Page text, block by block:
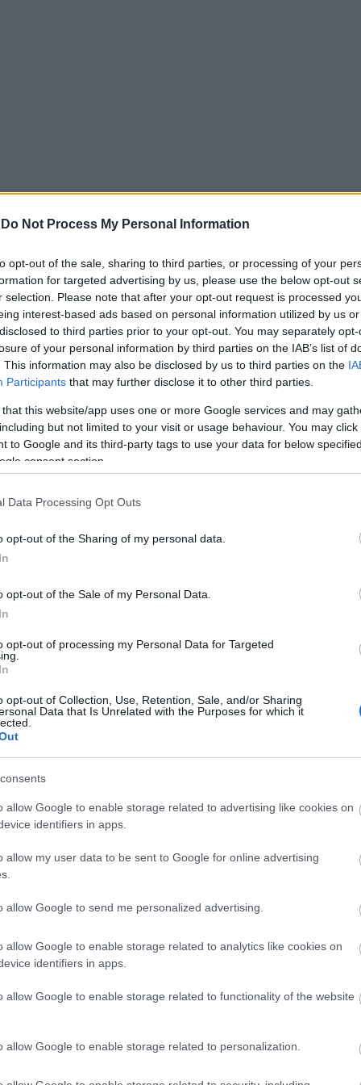
Do Not Process My Personal Information
opt-out of the sale, sharing to third parties, or processing of your
for targeted advertising by us, please use the below opt-out
selection. Please note that after your opt-out request is processed
interest-based ads based on personal information utilized by us
to third parties prior to your opt-out. You may separately
of your personal information by third parties on the IAB’s list of
This information may also be disclosed by us to third parties on the
Participants that may further disclose it to other third parties.
that this website/app uses one or more Google services and may
but not limited to your visit or usage behaviour. You may
to Google and its third-party tags to use your data for below
consent section.
Data Processing Opt Outs
opt-out of the Sharing of my personal data.
opt-out of the Sale of my Personal Data.
opt-out of processing my Personal Data for Targeted
opt-out of Collection, Use, Retention, Sale, and/or Sharing
Data that Is Unrelated with the Purposes for which it
allow Google to enable storage related to advertising like cookies on
identifiers in apps.
allow my user data to be sent to Google for online advertising
allow Google to send me personalized advertising.
allow Google to enable storage related to analytics like cookies on
identifiers in apps.
allow Google to enable storage related to functionality of the website
allow Google to enable storage related to personalization.
το προσεχές Σάββατο 13 Ιουνίου, από τις 10 το πρωί
Ελλάδας – Παράρτημα Δυτικής Ελλάδος
εκλέξουν εκ νέου Επικεφαλής, Γραμματέα, πενταμελή
Δικαίωμα ψήφου έχουν τα μέλη που έχουν εγγραφεί
τακτοποιημένα και για το έτος 2025 -όσα μέλη
τακτοποιήσουν την ημέρα των εκλογών.
ο νυν Πρόεδρος του σπιράλ Πέτρος Ψωμάς
ο νυν Γραμματέας Ανδρέας Κοσμάτος και ο Νίκος
-κατ’ αλφαβητική σειρά- οι: Γιώργος Αγγελόπουλος,
Δημήτρης Καλλές, Μαρία Μπέλμπα, Γιώργος
οι: Κωνσταντίνος Παναγιωτόπουλος-Ψάχος, Δημήτρης
σπιράλ ο Πέτρος Ψωμάς απευθύνει κάλεσμα μαζικής
το σπιράλ κλείνει έναν δεκαετή κύκλο και
αλλαγή στη διοίκηση του Δήμου Πατρέων, με
ανόδου, ανάπτυξης και θετικής προοπτικής, με
σήμερα των κατάλληλων ανθρώπων για να ηγηθούν
της προσπάθειας που πρέπει ως τότε να καταβληθεί».
της παράταξης οφείλουν να προσέρχονται με έγκυρο
ταυτότητας, διαβατήριο ή δίπλωμα οδήγησης, όπως
Δημήτρη Μπότσαρη (Πρόεδρο), τον Ανδρέα Σπηλιώτη